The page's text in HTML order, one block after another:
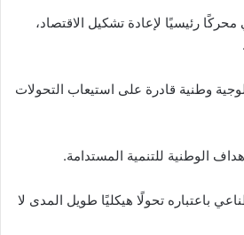
محركًا رئيسيًا لإعادة تشكيل الاقتصاد،
وطنية قادرة على استيعاب التحولات
الوطنية للتنمية المستدامة.
باعتباره تحولًا هيكليًا طويل المدى لا